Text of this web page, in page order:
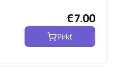
€7.00
Pirkt